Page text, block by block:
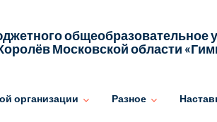
общеобразовательное
Московской области
организации Разное